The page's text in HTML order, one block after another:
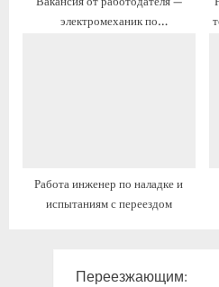
электромеханик по
Работа инженер по наладке и
испытаниям с переездом
Переезжающим: